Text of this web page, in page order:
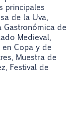
principales
de la Uva,
Gastronómica de
Medieval,
Copa y de
Muestra de
Festival de